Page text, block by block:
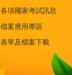
各項國家考試訊息
檔案應用專區
表單及檔案下載